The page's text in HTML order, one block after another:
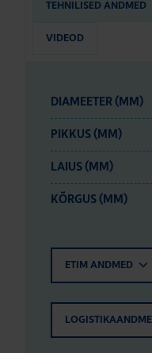
TEHNILISED ANDMED
VIDEOD
DIAMEETER (MM)
PIKKUS (MM)
LAIUS (MM)
KÕRGUS (MM)
ETIM ANDMED